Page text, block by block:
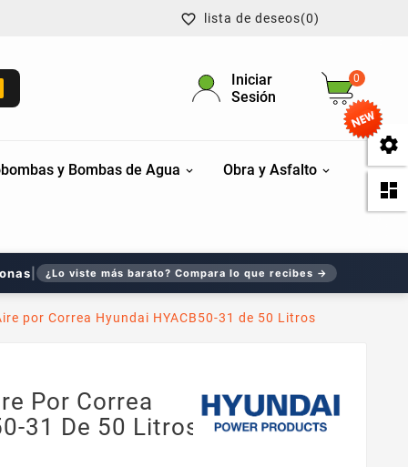


 lista de deseos(0)
Iniciar
Sesión
0
y Bombas de Agua Obra y Asfalto
¿Lo viste más barato? Compara lo que recibes →
por Correa Hyundai HYACB50-31 de 50 Litros
Por Correa
31 De 50 Litros